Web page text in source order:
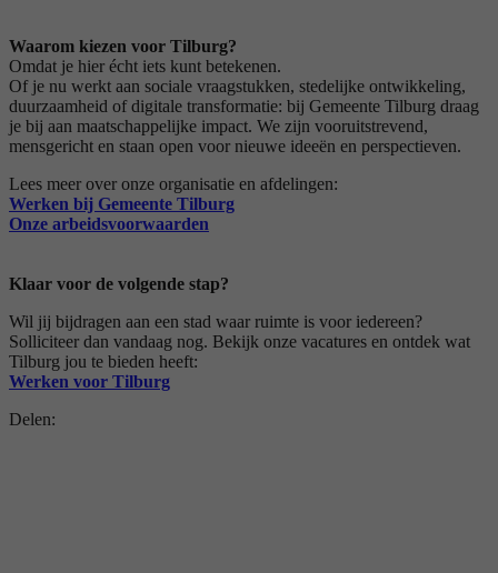
Waarom kiezen voor Tilburg?
Omdat je hier écht iets kunt betekenen.
Of je nu werkt aan sociale vraagstukken, stedelijke ontwikkeling,
duurzaamheid of digitale transformatie: bij Gemeente Tilburg draag
je bij aan maatschappelijke impact. We zijn vooruitstrevend,
mensgericht en staan open voor nieuwe ideeën en perspectieven.
Lees meer over onze organisatie en afdelingen:
Werken bij Gemeente Tilburg
Onze arbeidsvoorwaarden
Klaar voor de volgende stap?
Wil jij bijdragen aan een stad waar ruimte is voor iedereen?
Solliciteer dan vandaag nog. Bekijk onze vacatures en ontdek wat
Tilburg jou te bieden heeft:
Werken voor Tilburg
Delen: